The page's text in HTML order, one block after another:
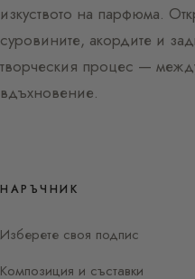
изкуството на парфюма.
суровините, акордите и
творческия процес —
вдъхновение.
НАРЪЧНИК
Изберете своя подпис
Композиция и съставки